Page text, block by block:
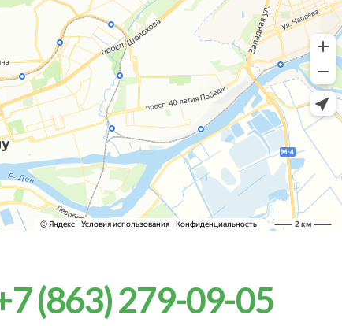
(863) 279-09-05